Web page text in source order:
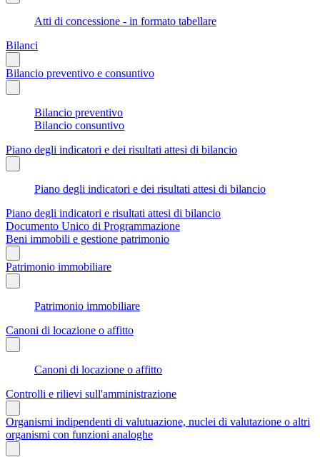
Atti di concessione - in formato tabellare
Bilanci
Bilancio preventivo e consuntivo
Bilancio preventivo
Bilancio consuntivo
Piano degli indicatori e dei risultati attesi di bilancio
Piano degli indicatori e dei risultati attesi di bilancio
Piano degli indicatori e risultati attesi di bilancio
Documento Unico di Programmazione
Beni immobili e gestione patrimonio
Patrimonio immobiliare
Patrimonio immobiliare
Canoni di locazione o affitto
Canoni di locazione o affitto
Controlli e rilievi sull'amministrazione
Organismi indipendenti di valutuazione, nuclei di valutazione o altri
organismi con funzioni analoghe